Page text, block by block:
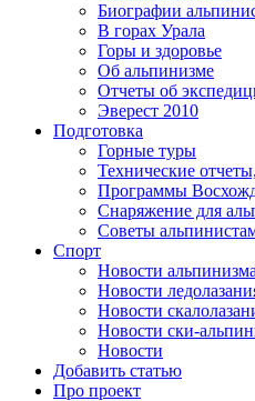
Биографии
В горах Урала
Горы и здоровье
Об альпинизме
Отчеты об
Эверест 2010
Подготовка
Горные туры
Технические
Программы
Снаряжение для
Советы
Спорт
Новости альпинизма
Новости
Новости
Новости ски-
Новости
Добавить статью
Про проект